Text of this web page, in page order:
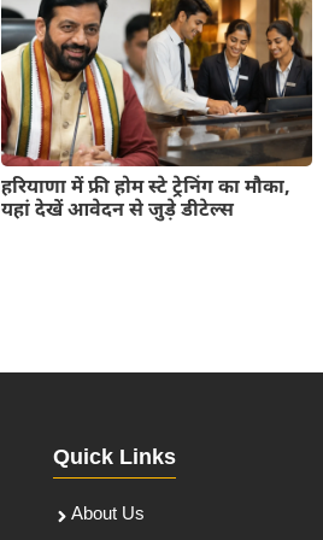
हरियाणा में फ्री होम स्टे ट्रेनिंग का मौका,
यहां देखें आवेदन से जुड़े डीटेल्स
Quick Links
About Us